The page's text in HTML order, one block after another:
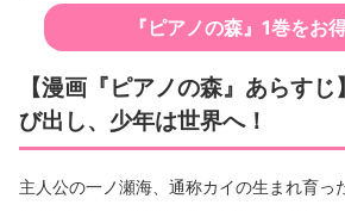
『ピアノの森』1巻をお
【漫画『ピアノの森』あらす
び出し、少年は世界へ！
主人公の一ノ瀬海、通称カイの生まれ育っ